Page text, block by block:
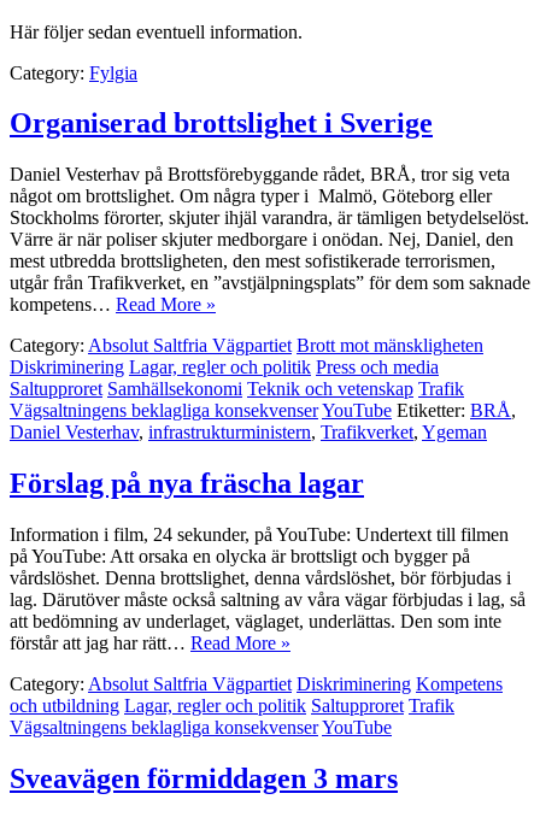
Här följer sedan eventuell information.
Category: Fylgia
Organiserad brottslighet i Sverige
Daniel Vesterhav på Brottsförebyggande rådet, BRÅ, tror sig veta
något om brottslighet. Om några typer i Malmö, Göteborg eller
Stockholms förorter, skjuter ihjäl varandra, är tämligen betydelselöst.
Värre är när poliser skjuter medborgare i onödan. Nej, Daniel, den
mest utbredda brottsligheten, den mest sofistikerade terrorismen,
utgår från Trafikverket, en ”avstjälpningsplats” för dem som saknade
kompetens… Read More »
Category: Absolut Saltfria Vägpartiet Brott mot mänskligheten
Diskriminering Lagar, regler och politik Press och media
Saltupproret Samhällsekonomi Teknik och vetenskap Trafik
Vägsaltningens beklagliga konsekvenserYouTube Etiketter: BRÅ,
Daniel Vesterhav, infrastrukturministern, Trafikverket, Ygeman
Förslag på nya fräscha lagar
Information i film, 24 sekunder, på YouTube: Undertext till filmen
på YouTube: Att orsaka en olycka är brottsligt och bygger på
vårdslöshet. Denna brottslighet, denna vårdslöshet, bör förbjudas i
lag. Därutöver måste också saltning av våra vägar förbjudas i lag, så
att bedömning av underlaget, väglaget, underlättas. Den som inte
förstår att jag har rätt… Read More »
Category: Absolut Saltfria Vägpartiet Diskriminering Kompetens
och utbildning Lagar, regler och politik Saltupproret Trafik
Vägsaltningens beklagliga konsekvenserYouTube
Sveavägen förmiddagen 3 mars